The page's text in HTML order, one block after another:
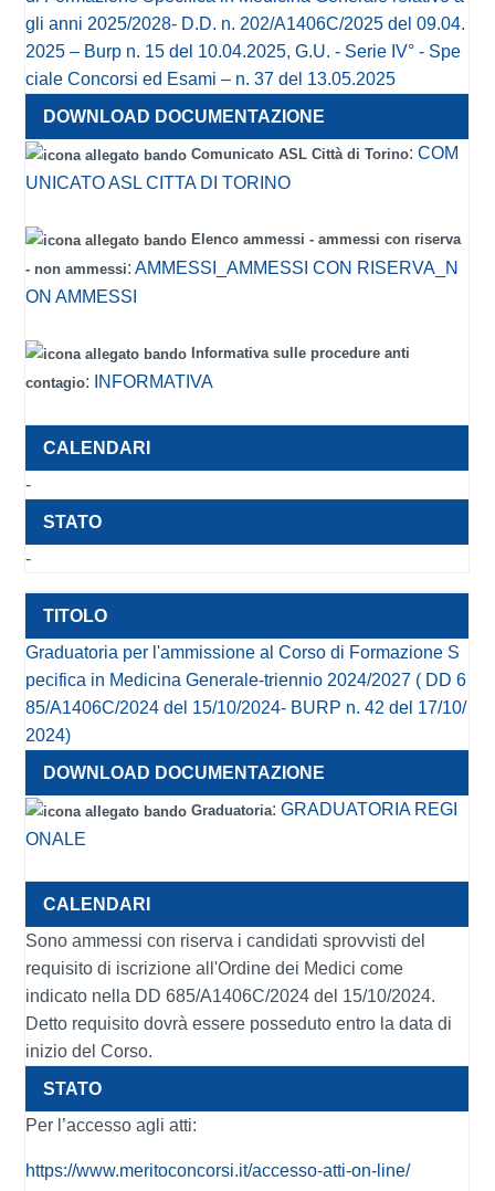
gli anni 2025/2028- D.D. n. 202/A1406C/2025 del 09.04.
2025 – Burp n. 15 del 10.04.2025, G.U. - Serie IV° - Spe
ciale Concorsi ed Esami – n. 37 del 13.05.2025
Comunicato ASL Città di Torino:COM
UNICATO ASL CITTA DI TORINO
Elenco ammessi - ammessi con riserva
- non ammessi:AMMESSI_AMMESSI CON RISERVA_N
ON AMMESSI
Informativa sulle procedure anti
contagio: INFORMATIVA
-
-
Graduatoria per l'ammissione al Corso di Formazione S
pecifica in Medicina Generale-triennio 2024/2027 ( DD 6
85/A1406C/2024 del 15/10/2024- BURP n. 42 del 17/10/
2024)
Graduatoria:GRADUATORIA REGI
ONALE
Sono ammessi con riserva i candidati sprovvisti del
requisito di iscrizione all'Ordine dei Medici come
indicato nella DD 685/A1406C/2024 del 15/10/2024.
Detto requisito dovrà essere posseduto entro la data di
inizio del Corso.
Per l’accesso agli atti:
https://www.meritoconcorsi.it/accesso-atti-on-line/